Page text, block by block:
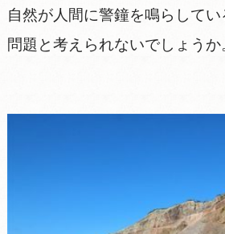
自然が人間に警鐘を鳴らして
問題と考えられないでしょうか